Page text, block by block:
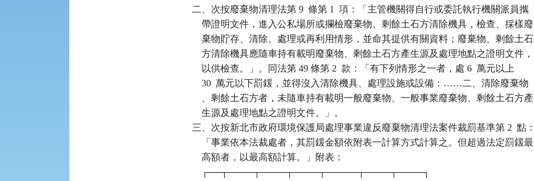
二、次按廢棄物清理法第 9  條第 1  項：「主管機關得自行或委託執行機關派員攜
    帶證明文件，進入公私場所或攔檢廢棄物、剩餘土石方清除機具，檢查、採樣廢
    棄物貯存、清除、處理或再利用情形，並命其提供有關資料；廢棄物、剩餘土石
    方清除機具應隨車持有載明廢棄物、剩餘土石方產生源及處理地點之證明文件，
    以供檢查。」。同法第 49 條第 2  款：「有下列情形之一者，處 6  萬元以上
    30  萬元以下罰鍰，並得沒入清除機具、處理設施或設備：……二、清除廢棄物
    、剩餘土石方者，未隨車持有載明一般廢棄物、一般事業廢棄物、剩餘土石方產
    生源及處理地點之證明文件。」。
三、次按新北市政府環境保護局處理事業違反廢棄物清理法案件裁罰基準第 2  點：
    「事業依本法裁處者，其罰鍰金額依附表一計算方式計算之。但超過法定罰鍰最
    高額者，以最高額計算。」附表：
    ┌──┬────┬────┬────┬─────┬────┬────┐